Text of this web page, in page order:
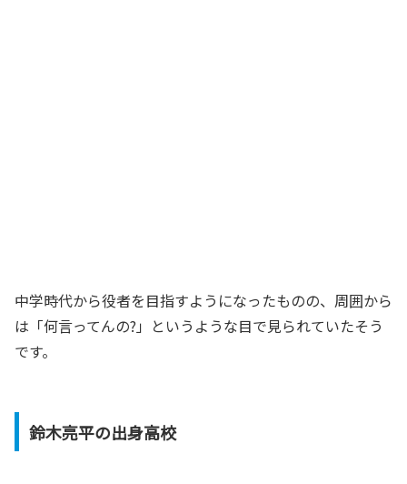
中学時代から役者を目指すようになったものの、周囲から
は「何言ってんの?」というような目で見られていたそう
です。
鈴木亮平の出身高校